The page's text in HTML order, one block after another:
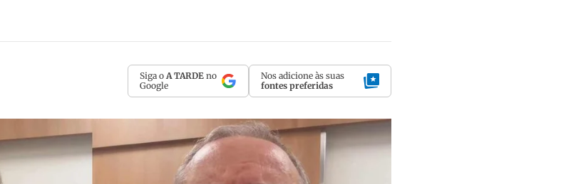
Siga o A TARDE no
Google
Nos adicione às suas
fontes preferidas